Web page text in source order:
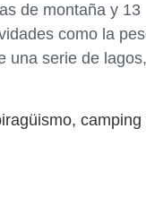
de montaña y 13
como la
una serie de lagos,
camping